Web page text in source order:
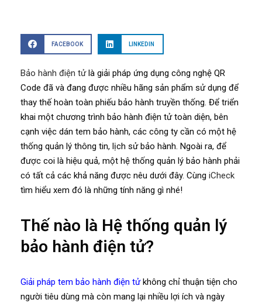
FACEBOOK LINKEDIN
Bảo hành điện tửlà giải pháp ứng dụng công nghệ QR
Code đã và đang được nhiều hãng sản phẩm sử dụng để
thay thế hoàn toàn phiếu bảo hành truyền thống. Để triển
khai một chương trình bảo hành điện tử toàn diện, bên
cạnh việc dán tem bảo hành, các công ty cần có một hệ
thống quản lý thông tin, lịch sử bảo hành. Ngoài ra, để
được coi là hiệu quả, một hệ thống quản lý bảo hành phải
có tất cả các khả năng được nêu dưới đây. Cùng iCheck
tìm hiểu xem đó là những tính năng gì nhé!
Thế nào là Hệ thống quản lý
bảo hành điện tử?
Giải pháp tem bảo hành điện tửkhông chỉ thuận tiện cho
người tiêu dùng mà còn mang lại nhiều lợi ích và ngày